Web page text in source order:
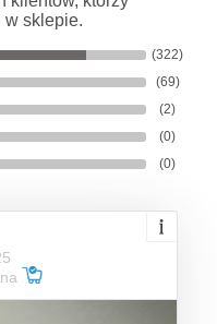
w sklepie.
(322)
(69)
(2)
(0)
(0)